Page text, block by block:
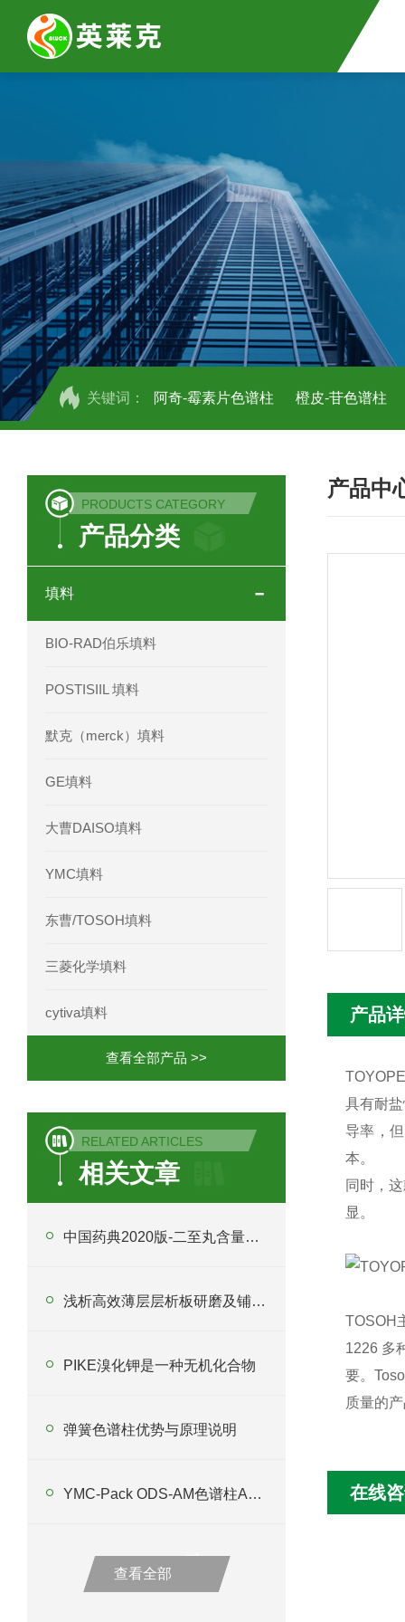
关键词： 阿奇-霉素片色谱柱 橙皮-苷色谱柱
COSMOSIL 1.8PBr五溴苯基色谱柱
菟丝子 柠檬黄色谱柱
印度Force Scientific Rubitas色谱柱
PRODUCTS CATEGORY
产品分类
填料
BIO-RAD伯乐填料
POSTISIIL 填料
默克（merck）填料
GE填料
大曹DAISO填料
YMC填料
东曹/TOSOH填料
三菱化学填料
cytiva填料
查看全部产品 >>
RELATED ARTICLES
相关文章
中国药典2020版-二至丸含量测定
浅析高效薄层层析板研磨及铺板要求
PIKE溴化钾是一种无机化合物
弹簧色谱柱优势与原理说明
YMC-Pack ODS-AM色谱柱AM12S05-2546WT 优势与应用解析
查看全部
产品中
产品
具有耐
导率，
本。
同时，
显。
TOSOH
1226 多
要。
质量的
在线